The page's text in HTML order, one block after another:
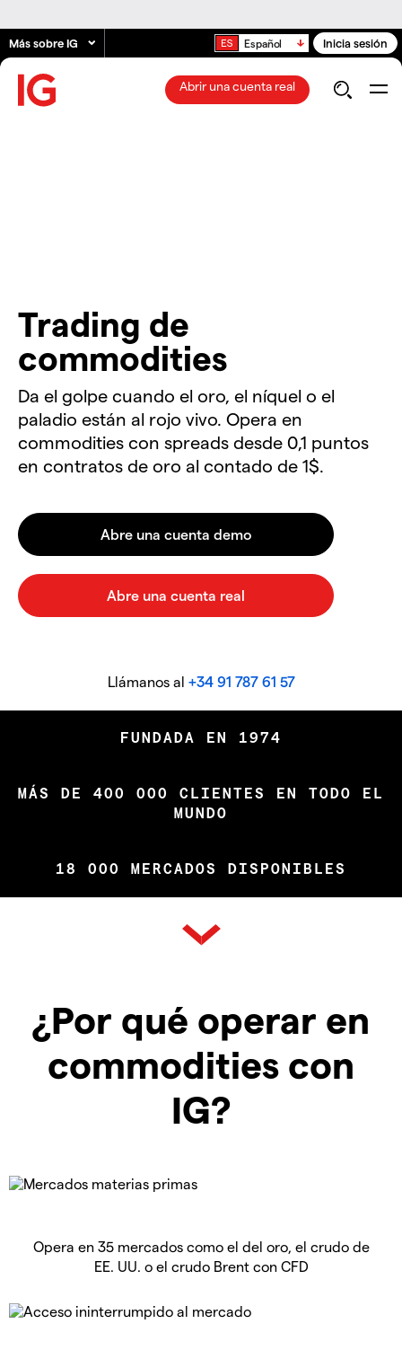
Más sobre IG Español Inicia sesión
Abrir una cuenta real
Trading de
commodities
Da el golpe cuando el oro, el níquel o el
paladio están al rojo vivo. Opera en
commodities con spreads desde 0,1 puntos
en contratos de oro al contado de 1$.
Llámanos al +34 91 787 61 57
FUNDADA EN 1974
MÁS DE 400 000 CLIENTES EN TODO EL
MUNDO
18 000 MERCADOS DISPONIBLES
¿Por qué operar en
commodities con
IG?
Opera en 35 mercados como el del oro, el crudo de
EE. UU. o el crudo Brent con CFD